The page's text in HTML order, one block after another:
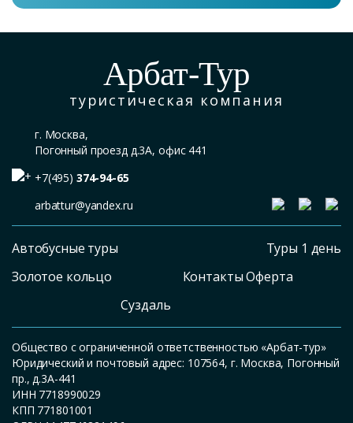
Арбат-Тур
туристическая компания
г. Москва,
Погонный проезд д.3А, офис 441
+7(495) 374-94-65
arbattur@yandex.ru
Автобусные туры
Золотое кольцо
Суздаль
Туры 1 день
Контакты Оферта
Общество с ограниченной ответственностью «Арбат-тур»
Юридический и почтовый адрес: 107564, г. Москва, Погонный
пр., д.3А-441
ИНН 7718990029
КПП 771801001